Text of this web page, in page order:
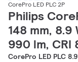
CorePro LED PLC 2P
Philips
148 mm,
990 lm, CRI
CorePro LED PLC